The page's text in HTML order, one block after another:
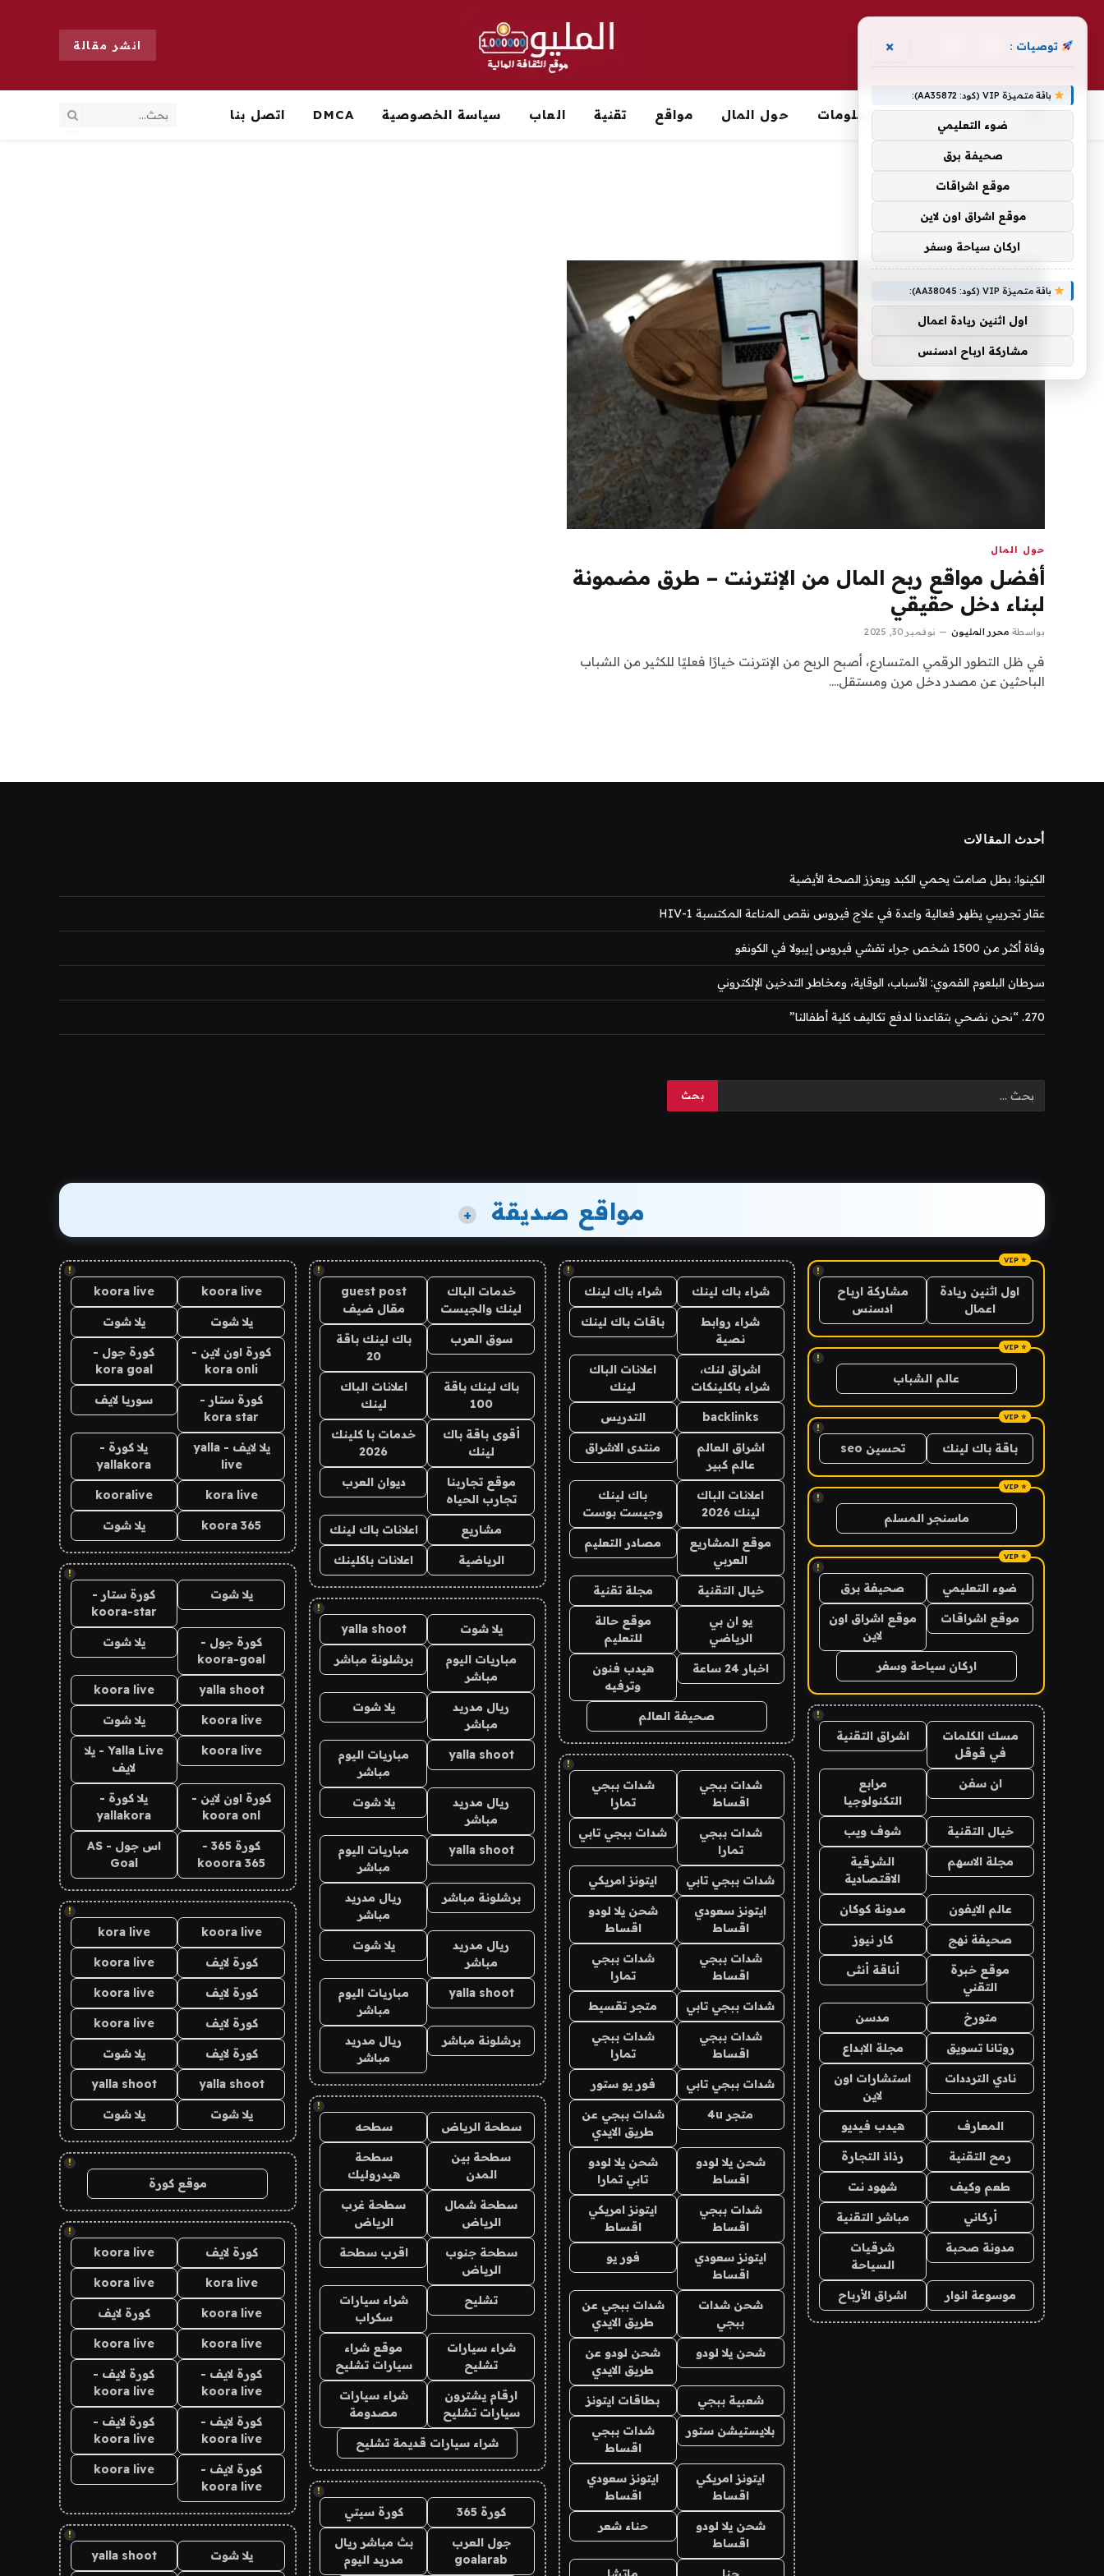
فيسبوك
(Twitter)
انشر مقالة
معلومات حول المال مواقع تقنية العاب سياسة الخصوصية DMCA اتصل بنا
» ربح المال
ربح المال
حول المال
أفضل مواقع ربح المال من الإنترنت – طرق مضمونة
لبناء دخل حقيقي
بواسطة محرر المليون نوفمبر 30, 2025
في ظل التطور الرقمي المتسارع، أصبح الربح من الإنترنت خيارًا فعليًا للكثير من الشباب
الباحثين عن مصدر دخل مرن ومستقل.…
أحدث المقالات
الكينوا: بطل صامت يحمي الكبد ويعزز الصحة الأيضية
عقار تجريبي يظهر فعالية واعدة في علاج فيروس نقص المناعة المكتسبة HIV-1
وفاة أكثر من 1500 شخص جراء تفشي فيروس إيبولا في الكونغو
سرطان البلعوم الفموي: الأسباب، الوقاية، ومخاطر التدخين الإلكتروني
270. “نحن نضحي بتقاعدنا لدفع تكاليف كلية أطفالنا”
مواقع صديقة +
!
اول اثنين ريادة
اعمال
مشاركة ارباح
ادسنس
!
عالم الشباب
!
باقة باك لينك تحسين seo
!
ماسنجر المسلم
!
ضوء التعليمي صحيفة برق
موقع اشراقات
موقع اشراق اون
لاين
اركان سياحة وسفر
!
مسك الكلمات
في قوقل
اشراق التقنية
ان سفن
مرابع
التكنولوجيا
خيال التقنية شوف ويب
مجلة الاسهم
الشرقية
الاقتصادية
عالم الايفون مدونة كوكان
صحيفة نهج كار نيوز
موقع خبرة
التقني
أناقة أنثى
متورخ مدسن
روتانا تسويق مجلة الابداع
نادي الترددات
استشارات اون
لاين
المعارف هيدب فيديو
رمح التقنية رذاذ التجارة
طعم وكيف شهود نت
أركاني مباشر التقنية
مدونة صحبة
شرقيات
السياحة
موسوعة انوار اشراق الأرباح
!
شراء باك لينك شراء باك لينك
شراء روابط
نصية
باقات باك لينك
اشراق لنك،
شراء باكلينكات
اعلانات الباك
لينك
backlinks التدريس
اشراق العالم
عالم كبير
منتدى الاشراق
اعلانات الباك
لينك 2026
باك لينك
وجيست بوست
موقع المشاريع
العربي
مصادر التعليم
خيال التقنية مجلة تقنية
يو ان بي
الرياضي
موقع حالة
للتعليم
اخبار 24 ساعة
هيدب فنون
وترفيه
صحيفة العالم
!
شدات ببجي
اقساط
شدات ببجي
تمارا
شدات ببجي
تمارا
شدات ببجي تابي
شدات ببجي تابي ايتونز امريكي
ايتونز سعودي
اقساط
شحن يلا لودو
اقساط
شدات ببجي
اقساط
شدات ببجي
تمارا
شدات ببجي تابي متجر تقسيط
شدات ببجي
اقساط
شدات ببجي
تمارا
شدات ببجي تابي فور يو ستور
متجر 4u
شدات ببجي عن
طريق الايدي
شحن يلا لودو
اقساط
شحن يلا لودو
تابي تمارا
شدات ببجي
اقساط
ايتونز امريكي
اقساط
ايتونز سعودي
اقساط
فور يو
شحن شدات
ببجي
شدات ببجي عن
طريق الايدي
شحن يلا لودو
شحن لودو عن
طريق الايدي
شعبية ببجي بطاقات ايتونز
بلايستيشن ستور
شدات ببجي
اقساط
ايتونز امريكي
اقساط
ايتونز سعودي
اقساط
شحن يلا لودو
اقساط
حناء شعر
!
خدمات الباك
لينك والجيست
guest post
مقال ضيف
سوق العرب
باك لينك باقة
20
باك لينك باقة
100
اعلانات الباك
لينك
أقوى باقة باك
لينك
خدمات با كلينك
2026
موقع تجاربنا
تجارب الحياه
ديوان العرب
مشاريع اعلانات باك لينك
الرياضية اعلانات باكلينك
!
يلا شوت yalla shoot
مباريات اليوم
مباشر
برشلونة مباشر
ريال مدريد
مباشر
يلا شوت
yalla shoot
مباريات اليوم
مباشر
ريال مدريد
مباشر
يلا شوت
yalla shoot
مباريات اليوم
مباشر
برشلونة مباشر
ريال مدريد
مباشر
ريال مدريد
مباشر
يلا شوت
yalla shoot
مباريات اليوم
مباشر
برشلونة مباشر
ريال مدريد
مباشر
!
سطحة الرياض سطحه
سطحة بين
المدن
سطحة
هيدروليك
سطحة شمال
الرياض
سطحة غرب
الرياض
سطحة جنوب
الرياض
اقرب سطحة
تشليح
شراء سيارات
سكراب
شراء سيارات
تشليح
موقع شراء
سيارات تشليح
ارقام يشترون
سيارات تشليح
شراء سيارات
مصدومة
شراء سيارات قديمة تشليح
!
كورة 365 كورة سيتي
جول العرب
goalarab
بث مباشر ريال
مدريد اليوم
!
koora live
koora live
يلا شوت يلا شوت
كورة اون لاين -
kora onli
كورة جول -
kora goal
كورة ستار -
kora star
سوريا لايف
يلا لايف - yalla
live
يلا كورة -
yallakora
kora live
kooralive
koora 365 يلا شوت
!
يلا شوت
كورة ستار -
koora-star
كورة جول -
koora-goal
يلا شوت
yalla shoot
koora live
koora live يلا شوت
koora live
Yalla Live - يلا
لايف
كورة اون لاين -
koora onl
يلا كورة -
yallakora
كورة 365 -
kooora 365
اس جول - AS
Goal
!
koora live
kora live
كورة لايف koora live
كورة لايف koora live
كورة لايف koora live
كورة لايف يلا شوت
yalla shoot
yalla shoot
يلا شوت يلا شوت
!
موقع كورة
!
كورة لايف koora live
kora live
koora live
koora live كورة لايف
koora live
koora live
كورة لايف -
koora live
كورة لايف -
koora live
كورة لايف -
koora live
كورة لايف -
koora live
كورة لايف -
koora live
koora live
!
يلا شوت yalla shoot
توصيات : ×
باقة متميزة VIP (كود: AA35872):
ضوء التعليمي
صحيفة برق
موقع اشراقات
موقع اشراق اون لاين
اركان سياحة وسفر
باقة متميزة VIP (كود: AA38045):
اول اثنين ريادة اعمال
مشاركة ارباح ادسنس